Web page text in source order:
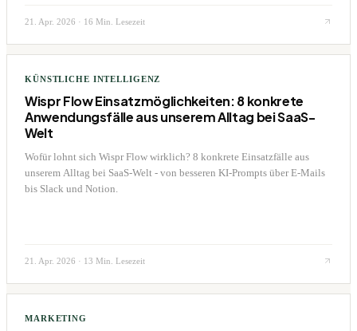
21. Apr. 2026 · 16 Min. Lesezeit
KÜNSTLICHE INTELLIGENZ
Wispr Flow Einsatzmöglichkeiten: 8 konkrete
Anwendungsfälle aus unserem Alltag bei SaaS-
Welt
Wofür lohnt sich Wispr Flow wirklich? 8 konkrete Einsatzfälle aus
unserem Alltag bei SaaS-Welt - von besseren KI-Prompts über E-Mails
bis Slack und Notion.
21. Apr. 2026 · 13 Min. Lesezeit
MARKETING